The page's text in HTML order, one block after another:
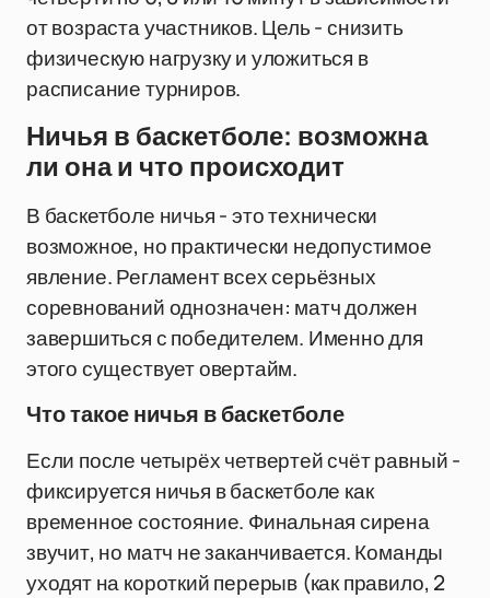
от возраста участников. Цель - снизить
физическую нагрузку и уложиться в
расписание турниров.
Ничья в баскетболе: возможна
ли она и что происходит
В баскетболе ничья - это технически
возможное, но практически недопустимое
явление. Регламент всех серьёзных
соревнований однозначен: матч должен
завершиться с победителем. Именно для
этого существует овертайм.
Что такое ничья в баскетболе
Если после четырёх четвертей счёт равный -
фиксируется ничья в баскетболе как
временное состояние. Финальная сирена
звучит, но матч не заканчивается. Команды
уходят на короткий перерыв (как правило, 2